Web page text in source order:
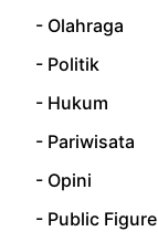
- Olahraga
- Politik
- Hukum
- Pariwisata
- Opini
- Public Figure